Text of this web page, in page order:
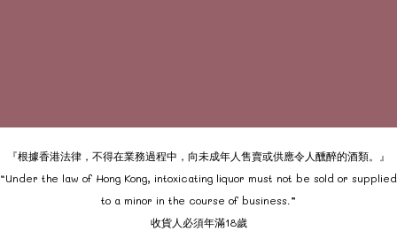
『根據香港法律，不得在業務過程中，向未成年人售賣或供應令人醺醉的酒類。』
“Under the law of Hong Kong, intoxicating liquor must not be sold or supplied
to a minor in the course of business.”
收貨人必須年滿18歲